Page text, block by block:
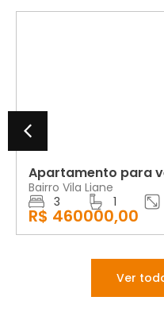
Apartamento para
Bairro Vila Liane
R$ 460000,00
Ver